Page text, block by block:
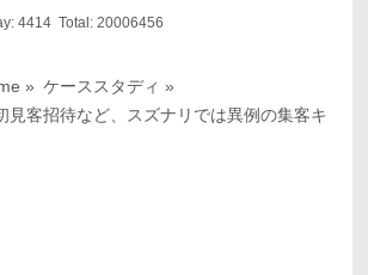
4414Total: 20006456
» ケーススタディ »
見客招待など、スズナリでは異例の集客キ